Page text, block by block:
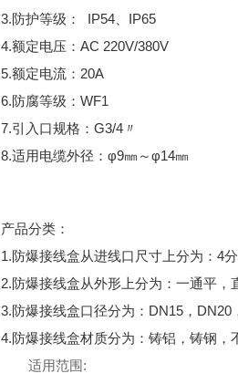
3.防护等级： IP54、IP65
4.额定电压：AC 220V/380V
5.额定电流：20A
6.防腐等级：WF1
7.引入口规格：G3/4〃
8.适用电缆外径：φ9㎜～φ14㎜
产品分类：
1.防爆接线盒从进线口尺寸上分为：4
2.防爆接线盒从外形上分为：一通平，
3.防爆接线盒口径分为：DN15，
4.防爆接线盒材质分为：铸铝，铸钢，
适用范围: